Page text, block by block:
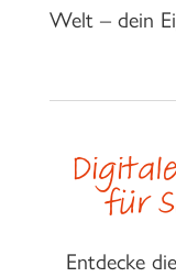
Welt – dein
für
Entdecke